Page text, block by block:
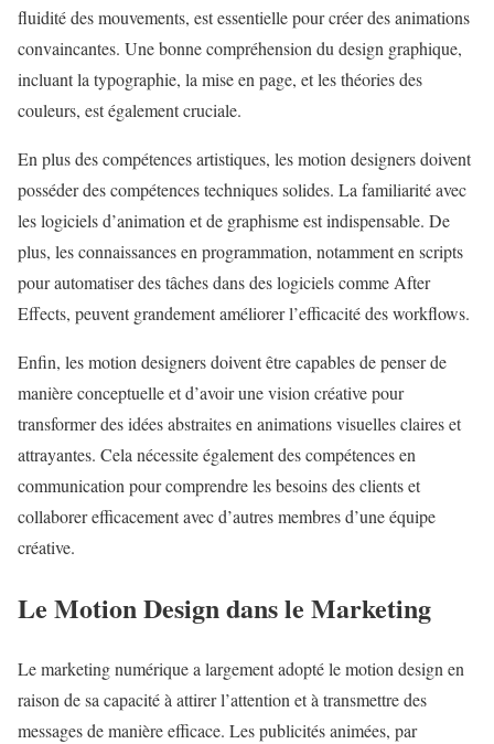
fluidité des mouvements, est essentielle pour créer des animations
convaincantes. Une bonne compréhension du design graphique,
incluant la typographie, la mise en page, et les théories des
couleurs, est également cruciale.
En plus des compétences artistiques, les motion designers doivent
posséder des compétences techniques solides. La familiarité avec
les logiciels d’animation et de graphisme est indispensable. De
plus, les connaissances en programmation, notamment en scripts
pour automatiser des tâches dans des logiciels comme After
Effects, peuvent grandement améliorer l’efficacité des workflows.
Enfin, les motion designers doivent être capables de penser de
manière conceptuelle et d’avoir une vision créative pour
transformer des idées abstraites en animations visuelles claires et
attrayantes. Cela nécessite également des compétences en
communication pour comprendre les besoins des clients et
collaborer efficacement avec d’autres membres d’une équipe
créative.
Le Motion Design dans le Marketing
Le marketing numérique a largement adopté le motion design en
raison de sa capacité à attirer l’attention et à transmettre des
messages de manière efficace. Les publicités animées, par